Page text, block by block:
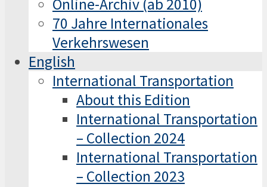
Online-Archiv (ab 2010)
70 Jahre Internationales
Verkehrswesen
English
International Transportation
About this Edition
International Transportation
– Collection 2024
International Transportation
– Collection 2023